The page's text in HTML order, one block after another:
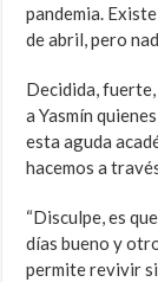
pandemia.
de abril, pero
Decidida,
a Yasmín
esta aguda
hacemos a
“Disculpe, es
días bueno y
permite revivir